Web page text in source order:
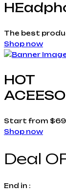
The best
Shop now
HOT
Start from
Shop now
Deal
End in :